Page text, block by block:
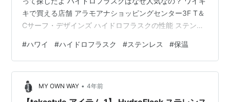
キで買える店舗 アラモアナショッピングセンター3F T＆
Cサーフ・デザインズ ハイドロフラスクの性能 ステンレ
が高い 入れてはいけない飲み物も ハワイでは水筒は必
須？ 日本でも買えるハイドロフラスク 12oz(354ml)
16oz(476ml) 20oz(591ml) 24oz(709ml) コーヒーボトル
6oz(177ml) フードジャー8oz(237ml) ハイドロフラスク
の偽物…
#ハワイ #ハイドロフラスク #ステンレス #保温
MY OWN WAY • 4年前